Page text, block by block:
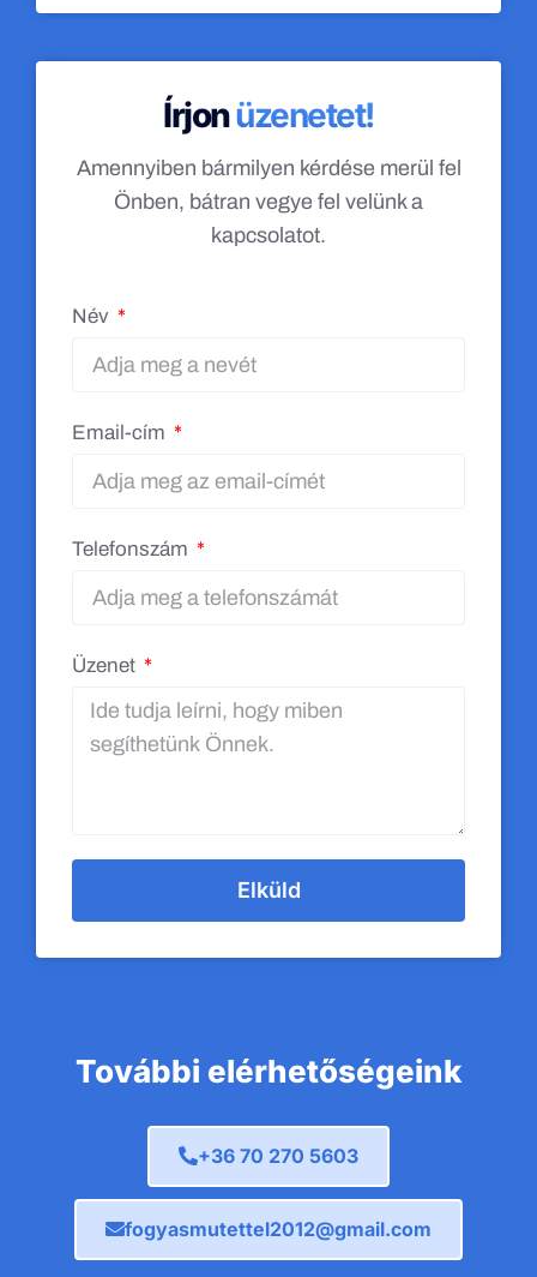
Írjonüzenetet!
Amennyiben bármilyen kérdése merül fel
Önben, bátran vegye fel velünk a
kapcsolatot.
Név
Email-cím
Telefonszám
Üzenet
Elküld
További elérhetőségeink
+36 70 270 5603
fogyasmutettel2012@gmail.com